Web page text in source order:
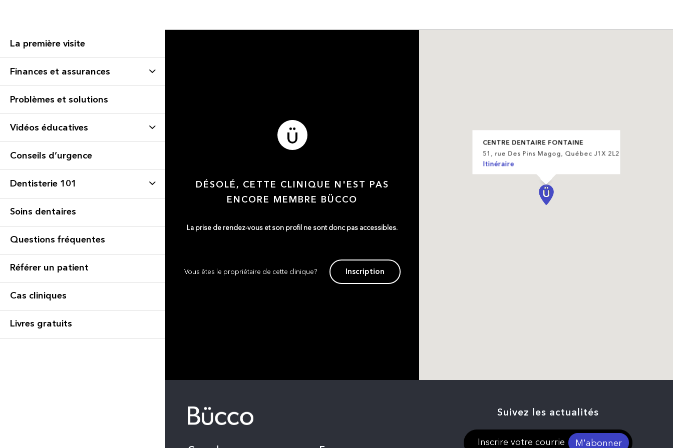
La première visite
Finances et assurances
Problèmes et solutions
Vidéos éducatives
Conseils d’urgence
Dentisterie 101
Soins dentaires
Questions fréquentes
Référer un patient
Cas cliniques
Livres gratuits
DÉSOLÉ, CETTE CLINIQUE N'EST PAS
ENCORE MEMBRE BÜCCO
La prise de rendez-vous et son profil ne sont donc pas accessibles.
Vous êtes le propriétaire de cette clinique? Inscription
CENTRE DENTAIRE FONTAINE
51, rue Des Pins Magog, Québec J1X 2L2
Itinéraire
Suivez les actualités
M'abonner